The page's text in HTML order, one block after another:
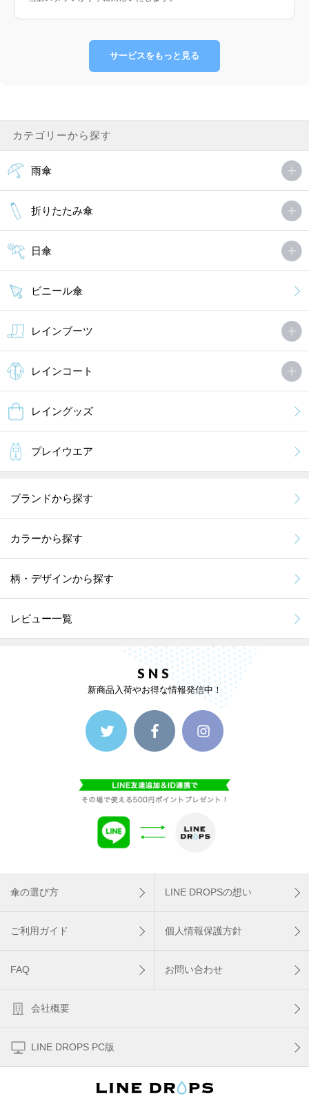
サービスをもっと見る
カテゴリーから探す
雨傘
折りたたみ傘
日傘
ビニール傘
レインブーツ
レインコート
レイングッズ
プレイウエア
ブランドから探す
カラーから探す
柄・デザインから探す
レビュー一覧
SNS
新商品入荷やお得な情報発信中！
傘の選び方 LINE DROPSの想い
ご利用ガイド 個人情報保護方針
FAQ お問い合わせ
会社概要
LINE DROPS PC版